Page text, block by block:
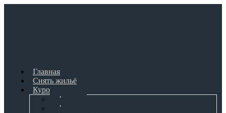
Главная
Снять жильё
Курорты
Адлер
Анапа